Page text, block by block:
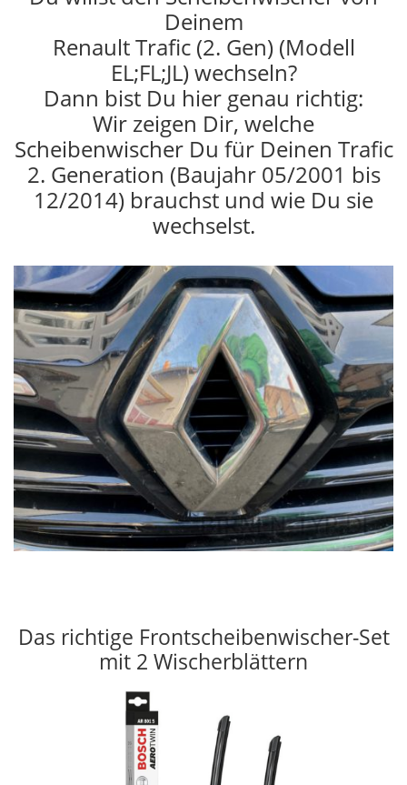
Deinem
Renault Trafic (2. Gen) (Modell
EL;FL;JL) wechseln?
Dann bist Du hier genau richtig:
Wir zeigen Dir, welche
Scheibenwischer Du für Deinen Trafic
2. Generation (Baujahr 05/2001 bis
12/2014) brauchst und wie Du sie
wechselst.
Das richtige Frontscheibenwischer-Set
mit 2 Wischerblättern